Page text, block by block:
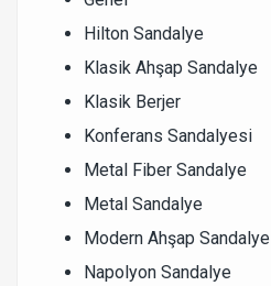
Hilton Sandalye
Klasik Ahşap Sandalye
Klasik Berjer
Konferans Sandalyesi
Metal Fiber Sandalye
Metal Sandalye
Modern Ahşap Sandalye
Napolyon Sandalye